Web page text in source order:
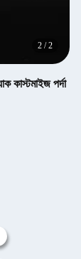
2 /2
কাস্টমাইজ পর্দা